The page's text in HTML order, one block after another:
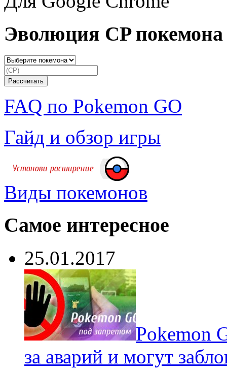
Эволюция CP покемона
FAQ по Pokemon GO
Гайд и обзор игры
Виды покемонов
Самое интересное
25.01.2017
Pokеmon
за аварий и могут